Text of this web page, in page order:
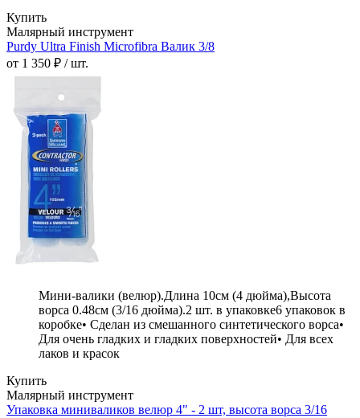
Купить
Малярный инструмент
Purdy Ultra Finish Microfibra Валик 3/8
от 1 350 ₽ / шт.
Мини-валики (велюр).Длина 10см (4 дюйма),Высота
ворса 0.48см (3/16 дюйма).2 шт. в упаковке6 упаковок в
коробке• Сделан из смешанного синтетического ворса•
Для очень гладких и гладких поверхностей• Для всех
лаков и красок
Купить
Малярный инструмент
Упаковка миниваликов велюр 4" - 2 шт, высота ворса 3/16